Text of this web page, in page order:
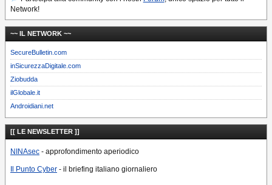
Network!
~~ IL NETWORK ~~
SecureBulletin.com
inSicurezzaDigitale.com
Ziobudda
ilGlobale.it
Androidiani.net
[[ LE NEWSLETTER ]]
NINAsec - approfondimento aperiodico
Il Punto Cyber - il briefing italiano giornaliero